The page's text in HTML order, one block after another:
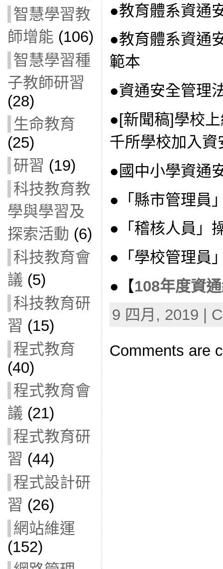
智慧學習教
師增能 (106)
智慧學習種
子教師研習
(28)
生命教育
(25)
研習 (19)
科技教育教
學與學習及
探索活動 (6)
科技教育會
議 (5)
科技教育研
習 (15)
程式教育
(40)
程式教育會
議 (21)
程式教育研
習 (44)
程式設計研
習 (26)
網站維運
(152)
●教育體系資通
●教育體系資通
範本
●資通安全管理
●[新聞稿]學校
千所學校加入資
●國中小學資通
●「縣市管理員
●「稽核人員」
●「學校管理員
●【108年度資
9 四月, 2019 |
Comments are